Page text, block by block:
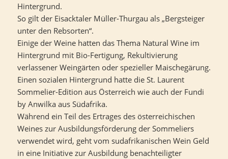
Hintergrund.
So gilt der Eisacktaler Müller-Thurgau als „Bergsteiger
unter den Rebsorten“.
Einige der Weine hatten das Thema Natural Wine im
Hintergrund mit Bio-Fertigung, Rekultivierung
verlassener Weingärten oder spezieller Maischegärung.
Einen sozialen Hintergrund hatte die St. Laurent
Sommelier-Edition aus Österreich wie auch der Fundi
by Anwilka aus Südafrika.
Während ein Teil des Ertrages des österreichischen
Weines zur Ausbildungsförderung der Sommeliers
verwendet wird, geht vom sudafrikanischen Wein Geld
in eine Initiative zur Ausbildung benachteiligter